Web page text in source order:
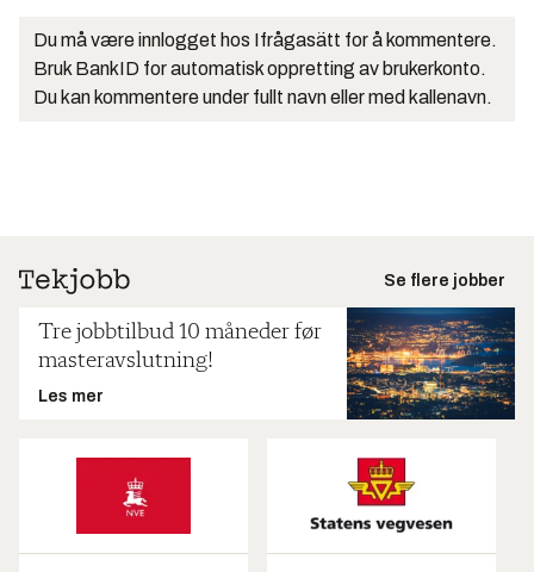
Du må være innlogget hos Ifrågasätt for å kommentere.
Bruk BankID for automatisk oppretting av brukerkonto.
Du kan kommentere under fullt navn eller med kallenavn.
Se flere jobber
Tre jobbtilbud 10 måneder før
masteravslutning!
Les mer